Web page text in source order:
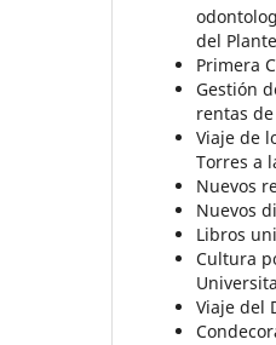
del
Primera
Gestión
rentas
Viaje de
Torres a
Nuevos
Nuevos
Libros
Cultura
Viaje del